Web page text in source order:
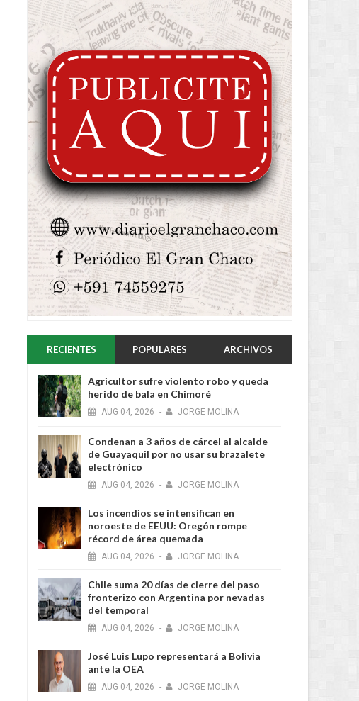
RECIENTES POPULARES ARCHIVOS
Agricultor sufre violento robo y queda
herido de bala en Chimoré
AUG 04, 2026 - JORGE MOLINA
Condenan a 3 años de cárcel al alcalde
de Guayaquil por no usar su brazalete
electrónico
AUG 04, 2026 - JORGE MOLINA
Los incendios se intensifican en
noroeste de EEUU: Oregón rompe
récord de área quemada
AUG 04, 2026 - JORGE MOLINA
Chile suma 20 días de cierre del paso
fronterizo con Argentina por nevadas
del temporal
AUG 04, 2026 - JORGE MOLINA
José Luis Lupo representará a Bolivia
ante la OEA
AUG 04, 2026 - JORGE MOLINA